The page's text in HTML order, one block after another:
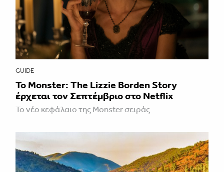
GUIDE
Το Monster: The Lizzie Borden Story
έρχεται τον Σεπτέμβριο στο Netflix
Το νέο κεφάλαιο της Monster σειράς